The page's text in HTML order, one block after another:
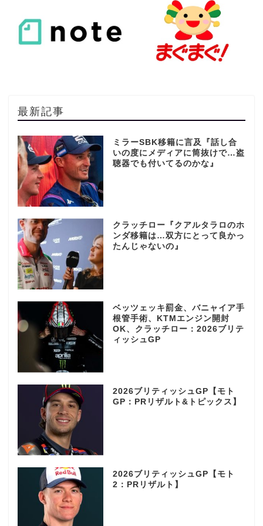
最新記事
ミラーSBK移籍に言及『話し合
いの度にメディアに筒抜けで…盗
聴器でも付いてるのかな』
クラッチロー『クアルタラロのホ
ンダ移籍は…双方にとって良かっ
たんじゃないの』
ベッツェッキ罰金、バニャイア手
根管手術、KTMエンジン開封
OK、クラッチロー：2026ブリテ
ィッシュGP
2026ブリティッシュGP【モト
GP：PRリザルト&トピックス】
2026ブリティッシュGP【モト
2：PRリザルト】